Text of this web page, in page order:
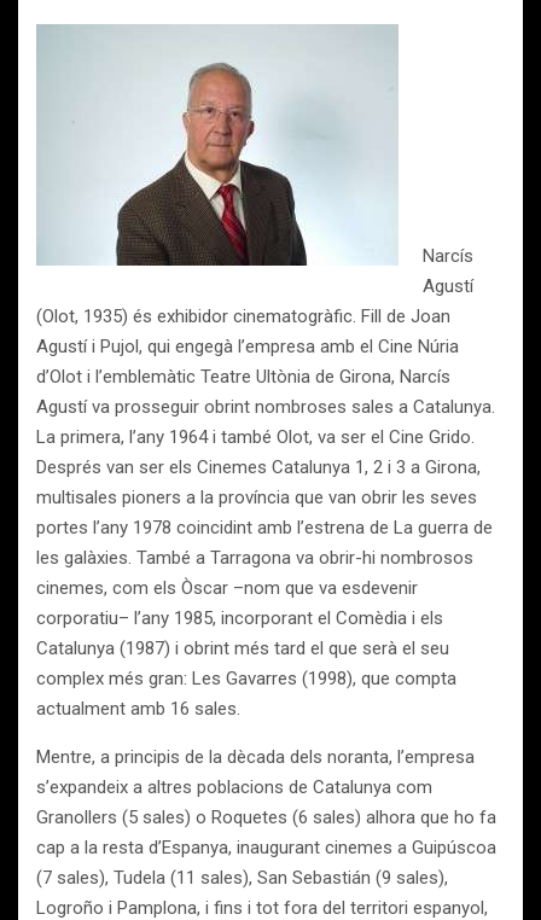
Narcís
Agustí
(Olot, 1935) és exhibidor cinematogràfic. Fill de Joan
Agustí i Pujol, qui engegà l’empresa amb el Cine Núria
d’Olot i l’emblemàtic Teatre Ultònia de Girona, Narcís
Agustí va prosseguir obrint nombroses sales a Catalunya.
La primera, l’any 1964 i també Olot, va ser el Cine Grido.
Després van ser els Cinemes Catalunya 1, 2 i 3 a Girona,
multisales pioners a la província que van obrir les seves
portes l’any 1978 coincidint amb l’estrena de La guerra de
les galàxies. També a Tarragona va obrir-hi nombrosos
cinemes, com els Òscar –nom que va esdevenir
corporatiu– l’any 1985, incorporant el Comèdia i els
Catalunya (1987) i obrint més tard el que serà el seu
complex més gran: Les Gavarres (1998), que compta
actualment amb 16 sales.
Mentre, a principis de la dècada dels noranta, l’empresa
s’expandeix a altres poblacions de Catalunya com
Granollers (5 sales) o Roquetes (6 sales) alhora que ho fa
cap a la resta d’Espanya, inaugurant cinemes a Guipúscoa
(7 sales), Tudela (11 sales), San Sebastián (9 sales),
Logroño i Pamplona, i fins i tot fora del territori espanyol,